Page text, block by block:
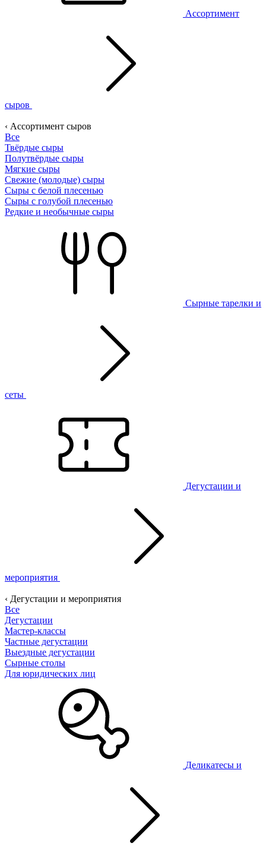
Ассортимент
сыров
‹ Ассортимент сыров
Все
Твёрдые сыры
Полутвёрдые сыры
Мягкие сыры
Свежие (молодые) сыры
Сыры с белой плесенью
Сыры с голубой плесенью
Редкие и необычные сыры
Сырные тарелки и
сеты
Дегустации и
мероприятия
‹ Дегустации и мероприятия
Все
Дегустации
Мастер-классы
Частные дегустации
Выездные дегустации
Сырные столы
Для юридических лиц
Деликатесы и